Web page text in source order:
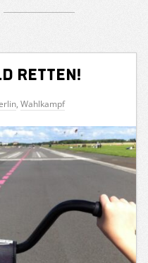
retten!
, Wahlkampf